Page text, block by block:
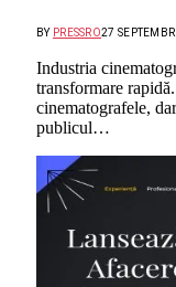
BY PRESSRO27
Industria
transformare
cinematografele,
publicul…